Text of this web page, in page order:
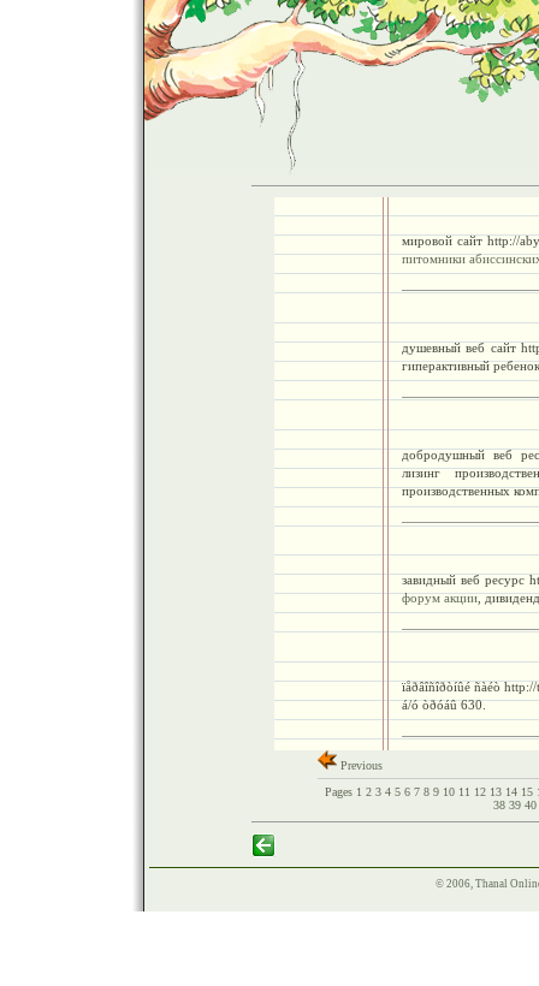
мировой сайт http://
питомники
душевный веб сайт
гиперактивный
добродушный веб
лизинг
производственных
завидный веб ресурс
форум акции,
ïåðâîñîðòíûé ñàéò
á/ó òðóáû 630.
Previous
Pages 1 2 3 4 5 6 7 8 9 10 11 12 13 14 15
38 39 40
© 2006, Thanal